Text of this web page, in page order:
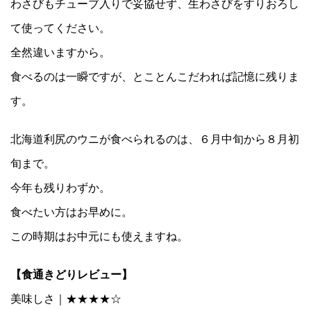
わさびもチューブ入りで妥協せず、生わさびをすりおろし
て使ってください。
全然違いますから。
食べるのは一瞬ですが、とことんこだわれば記憶に残りま
す。
北海道利尻のウニが食べられるのは、６月中旬から８月初
旬まで。
今年も残りわずか。
食べたい方はお早めに。
この時期はお中元にも使えますね。
【食通きどりレビュー】
美味しさ｜★★★★☆